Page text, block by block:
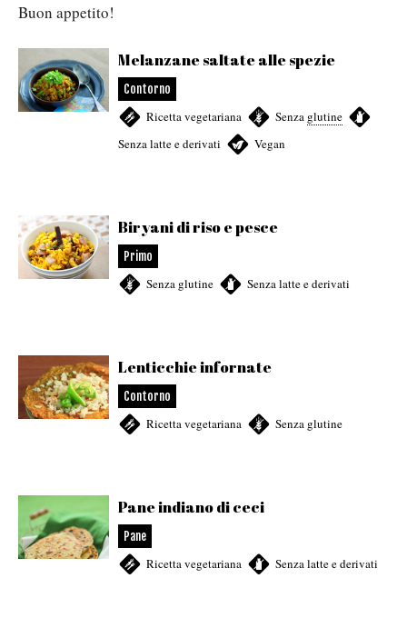
Buon appetito!
Melanzane saltate alle spezie
Contorno
Ricetta vegetariana Senza glutine
Senza latte e derivati
Vegan
Biryani di riso e pesce
Primo
Senza glutine Senza latte e derivati
Lenticchie infornate
Contorno
Ricetta vegetariana Senza glutine
Pane indiano di ceci
Pane
Ricetta vegetariana Senza latte e derivati